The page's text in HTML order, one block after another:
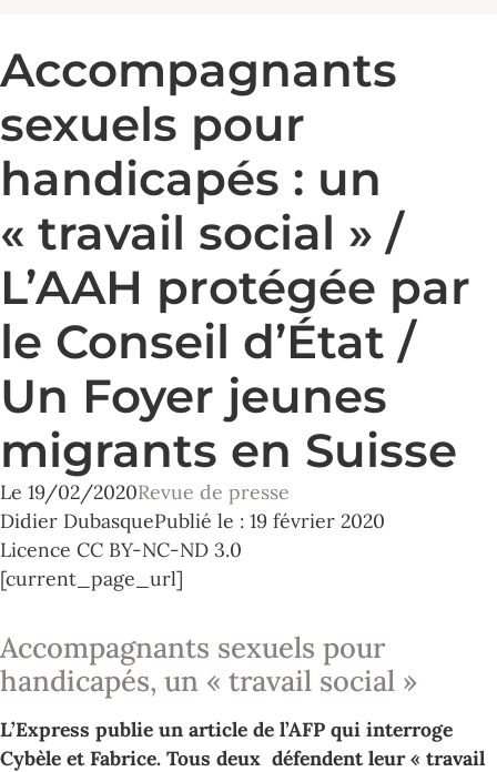
Accompagnants
sexuels pour
handicapés : un
« travail social » /
L’AAH protégée par
le Conseil d’État /
Un Foyer jeunes
migrants en Suisse
Le 19/02/2020Revue de presse
Didier DubasquePublié le : 19 février 2020
Licence CC BY-NC-ND 3.0
[current_page_url]
Accompagnants sexuels pour
handicapés, un « travail social »
L’Express publie un article de l’AFP qui interroge
Cybèle et Fabrice. Tous deux défendent leur « travail